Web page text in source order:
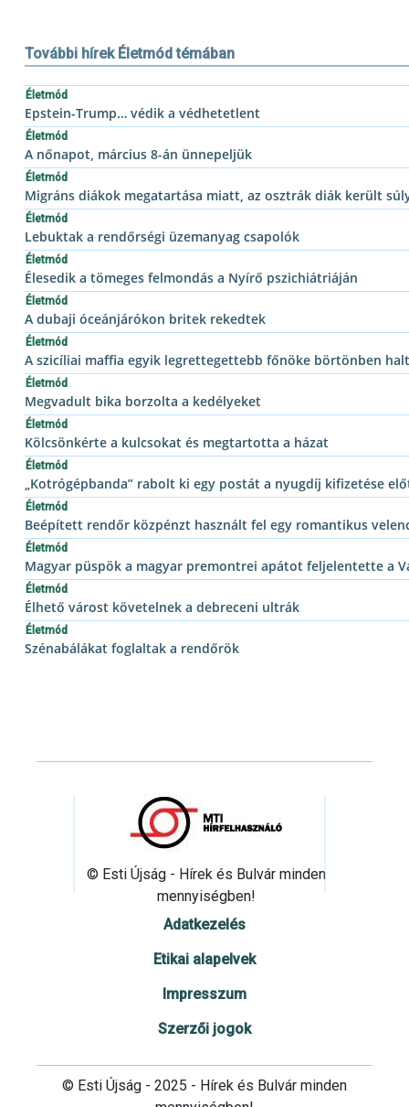
További hírek Életmód témában
Életmód
Epstein-Trump… védik a védhetetlent
Életmód
A nőnapot, március 8-án ünnepeljük
Életmód
Migráns diákok megatartása miatt, az osztrák diák került
Életmód
Lebuktak a rendőrségi üzemanyag csapolók
Életmód
Élesedik a tömeges felmondás a Nyírő pszichiátriáján
Életmód
A dubaji óceánjárókon britek rekedtek
Életmód
A szicíliai maffia egyik legrettegettebb főnöke börtönben
Életmód
Megvadult bika borzolta a kedélyeket
Életmód
Kölcsönkérte a kulcsokat és megtartotta a házat
Életmód
„Kotrógépbanda” rabolt ki egy postát a nyugdíj kifizetése
Életmód
Beépített rendőr közpénzt használt fel egy romantikus
Életmód
Magyar püspök a magyar premontrei apátot feljelentette a
Életmód
Élhető várost követelnek a debreceni ultrák
Életmód
Szénabálákat foglaltak a rendőrök
© Esti Újság - Hírek és Bulvár minden
mennyiségben!
Adatkezelés
Etikai alapelvek
Impresszum
Szerzői jogok
© Esti Újság - 2025 - Hírek és Bulvár minden